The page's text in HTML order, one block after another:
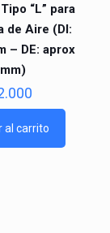
“L” para
de Aire (DI:
– DE: aprox
al carrito